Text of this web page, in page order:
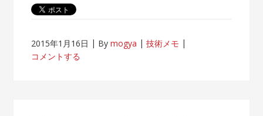
2015年1月16日 Bymogya
技術メモ
コメントする